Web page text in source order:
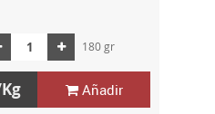
180 gr
Añadir